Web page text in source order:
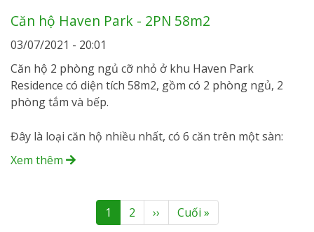
Căn hộ Haven Park - 2PN 58m2
03/07/2021 - 20:01
Căn hộ 2 phòng ngủ cỡ nhỏ ở khu Haven Park
Residence có diện tích 58m2, gồm có 2 phòng ngủ, 2
phòng tắm và bếp.
Đây là loại căn hộ nhiều nhất, có 6 căn trên một sàn:
Xem thêm
Current
page
1 Page
2
Next
page
››
Last
page
Cuối »